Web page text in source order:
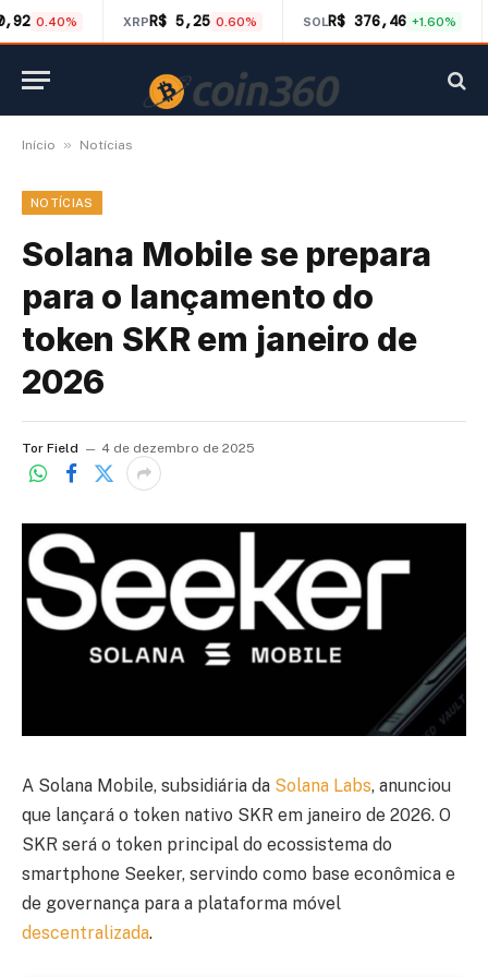
0.40% XRPR$ 5,25 0.60% SOLR$ 376,46 +1.60%
Início » Notícias
NOTÍCIAS
Solana Mobile se prepara
para o lançamento do
token SKR em janeiro de
2026
Tor Field 4 de dezembro de 2025
A Solana Mobile, subsidiária da Solana Labs, anunciou
que lançará o token nativo SKR em janeiro de 2026. O
SKR será o token principal do ecossistema do
smartphone Seeker, servindo como base econômica e
de governança para a plataforma móvel
descentralizada.